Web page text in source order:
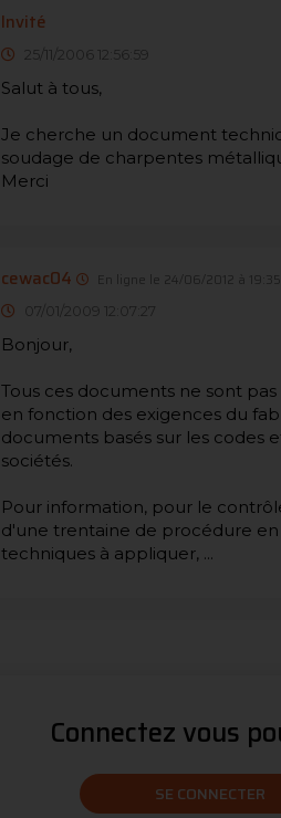
Invité
25/11/2006 12:56:59
Salut à tous,
Je cherche un document
soudage de charpentes
Merci
cewac04 En ligne le 24/06/2012 à 19:35
07/01/2009 12:07:27
Bonjour,
Tous ces documents ne sont
en fonction des exigences du
documents basés sur les codes
sociétés.
Pour information, pour le
d'une trentaine de procédure
techniques à appliquer, ...
Connectez vous
SE CONNECTER